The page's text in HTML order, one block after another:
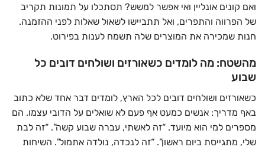
ואם קונים אונליין ואי אפשר למשש? תסתכלו על תמונות תקריב
של הפרווה והתפרים, ואל תתביישו לשאול שאלות לפני ההזמנה.
חנות שמכירה את המוצרים שלה תשמח לענות בפירוט.
מהשטח: מה לומדים כשאורזים ושולחים דובים כל
שבוע
כשאורזים ושולחים דובים לכל הארץ, לומדים דבר אחד שלא כתוב
באף מדריך: אנשים כמעט אף פעם לא שואלים על הדובי עצמו. הם
מספרים למי הוא מיועד. “זה לאשתי, עברה שבוע קשה”. “זה לבת
שלי, מתגייסת ביום ראשון”. “זה לנכדה, נולדה אתמול”. השיחות